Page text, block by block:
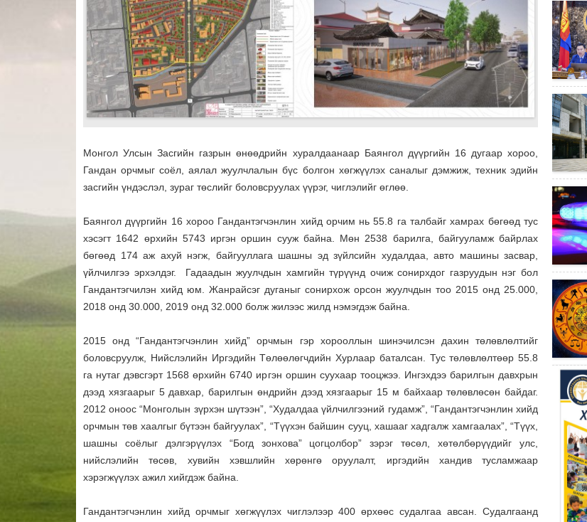
Монгол Улсын Засгийн газрын өнөөдрийн хуралдаанаар Баянгол дүүргийн 16 дугаар хороо,
Гандан орчмыг соёл, аялал жуулчлалын бүс болгон хөгжүүлэх саналыг дэмжиж, техник эдийн
засгийн үндэслэл, зураг төслийг боловсруулах үүрэг, чиглэлийг өглөө.
Баянгол дүүргийн 16 хороо Гандантэгчэнлин хийд орчим нь 55.8 га талбайг хамрах бөгөөд тус
хэсэгт 1642 өрхийн 5743 иргэн оршин сууж байна. Мөн 2538 барилга, байгууламж байрлах
бөгөөд 174 аж ахуй нэгж, байгууллага шашны эд зүйлсийн худалдаа, авто машины засвар,
үйлчилгээ эрхэлдэг. Гадаадын жуулчдын хамгийн түрүүнд очиж сонирхдог газруудын нэг бол
Гандантэгчилэн хийд юм. Жанрайсэг дуганыг сонирхож орсон жуулчдын тоо 2015 онд 25.000,
2018 онд 30.000, 2019 онд 32.000 болж жилээс жилд нэмэгдэж байна.
2015 онд “Гандантэгчэнлин хийд” орчмын гэр хорооллын шинэчилсэн дахин төлөвлөлтийг
боловсруулж, Нийслэлийн Иргэдийн Төлөөлөгчдийн Хурлаар баталсан. Тус төлөвлөлтөөр 55.8
га нутаг дэвсгэрт 1568 өрхийн 6740 иргэн оршин суухаар тооцжээ. Ингэхдээ барилгын давхрын
дээд хязгаарыг 5 давхар, барилгын өндрийн дээд хязгаарыг 15 м байхаар төлөвлөсөн байдаг.
2012 оноос “Монголын зүрхэн шүтээн”, “Худалдаа үйлчилгээний гудамж”, “Гандантэгчэнлин хийд
орчмын төв хаалгыг бүтээн байгуулах”, “Түүхэн байшин сууц, хашааг хадгалж хамгаалах”, “Түүх,
шашны соёлыг дэлгэрүүлэх “Богд зонхова” цогцолбор” зэрэг төсөл, хөтөлбөрүүдийг улс,
нийслэлийн төсөв, хувийн хэвшлийн хөрөнгө оруулалт, иргэдийн хандив тусламжаар
хэрэгжүүлэх ажил хийгдэж байна.
Гандантэгчэнлин хийд орчмыг хөгжүүлэх чиглэлээр 400 өрхөөс судалгаа авсан. Судалгаанд